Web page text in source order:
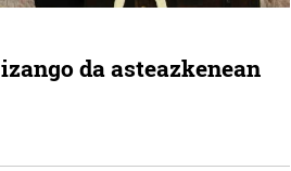
da asteazkenean